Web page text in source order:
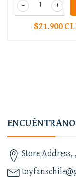
+
-
$21.900
Store Address,